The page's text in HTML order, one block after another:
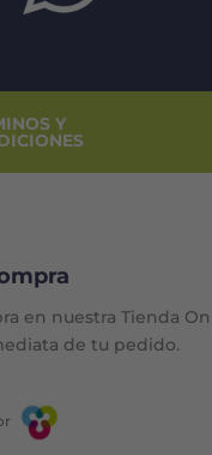
Y
en nuestra Tienda
de tu pedido.